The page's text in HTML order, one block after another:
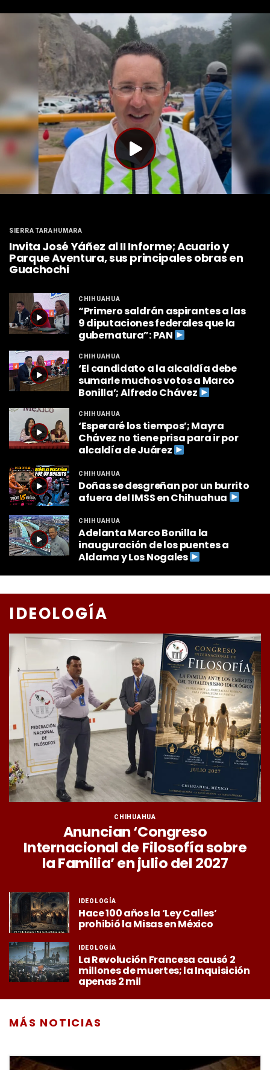
SIERRA TARAHUMARA
Invita José Yáñez al II Informe; Acuario y
Parque Aventura, sus principales obras en
Guachochi
CHIHUAHUA
“Primero saldrán aspirantes a las
9 diputaciones federales que la
gubernatura”: PAN
CHIHUAHUA
‘El candidato a la alcaldía debe
sumarle muchos votos a Marco
Bonilla’; Alfredo Chávez
CHIHUAHUA
‘Esperaré los tiempos’; Mayra
Chávez no tiene prisa para ir por
alcaldía de Juárez
CHIHUAHUA
Doñas se desgreñan por un burrito
afuera del IMSS en Chihuahua
CHIHUAHUA
Adelanta Marco Bonilla la
inauguración de los puentes a
Aldama y Los Nogales
IDEOLOGÍA
CHIHUAHUA
Anuncian ‘Congreso
Internacional de Filosofía sobre
la Familia’ en julio del 2027
IDEOLOGÍA
Hace 100 años la ‘Ley Calles’
prohibió la Misas en México
IDEOLOGÍA
La Revolución Francesa causó 2
millones de muertes; la Inquisición
apenas 2 mil
MÁS NOTICIAS